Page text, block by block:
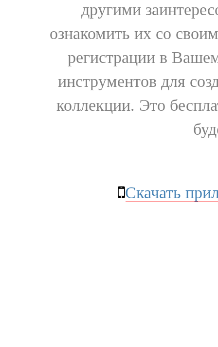
другими
ознакомить их со
регистрации в
инструментов для
коллекции. Это
Скачать